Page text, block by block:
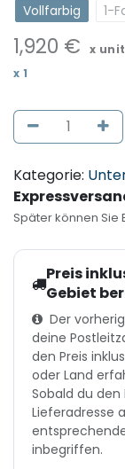
Vollfarbig
1-
1,920 €
x unit
x 1
Kategorie:
Später können
Preis
Gebiet
Der
deine
den Preis
oder Land
Sobald du
Lieferadresse
inbegriffen.